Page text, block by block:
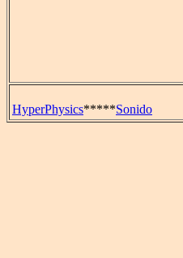
HyperPhysics*****Sonido